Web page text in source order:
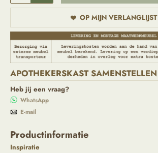
OP MIJN VERLANGLIJST
APOTHEKERSKAST SAMENSTELLEN
Heb jij een vraag?
WhatsApp
E-mail
Productinformatie
Inspiratie